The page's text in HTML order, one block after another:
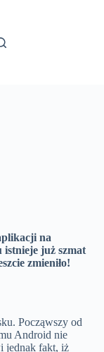
na
już szmat
zmieniło!
Począwszy od
Android nie
jednak fakt, iż